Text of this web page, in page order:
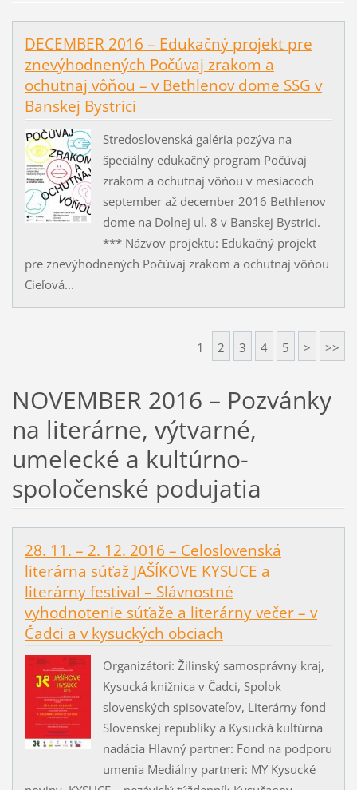
DECEMBER 2016 – Edukačný projekt pre
znevýhodnených Počúvaj zrakom a
ochutnaj vôňou – v Bethlenov dome SSG v
Banskej Bystrici
Stredoslovenská galéria pozýva na
špeciálny edukačný program Počúvaj
zrakom a ochutnaj vôňou v mesiacoch
september až december 2016 Bethlenov
dome na Dolnej ul. 8 v Banskej Bystrici.
*** Názvov projektu: Edukačný projekt
pre znevýhodnených Počúvaj zrakom a ochutnaj vôňou
Cieľová...
1 2 3 4 5 > >>
NOVEMBER 2016 – Pozvánky
na literárne, výtvarné,
umelecké a kultúrno-
spoločenské podujatia
28. 11. – 2. 12. 2016 – Celoslovenská
literárna súťaž JAŠÍKOVE KYSUCE a
literárny festival – Slávnostné
vyhodnotenie súťaže a literárny večer – v
Čadci a v kysuckých obciach
Organizátori: Žilinský samosprávny kraj,
Kysucká knižnica v Čadci, Spolok
slovenských spisovateľov, Literárny fond
Slovenskej republiky a Kysucká kultúrna
nadácia Hlavný partner: Fond na podporu
umenia Mediálny partneri: MY Kysucké